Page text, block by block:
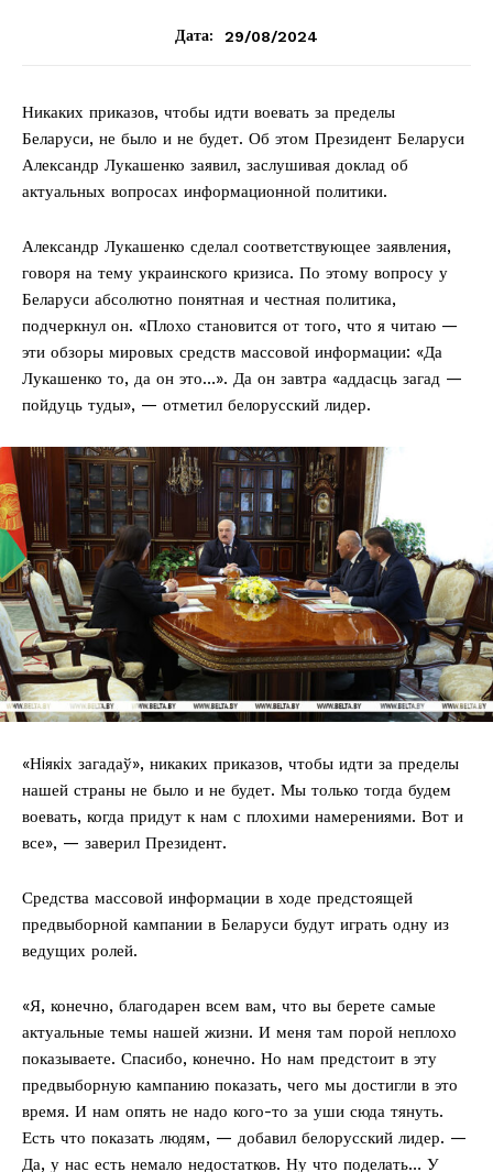
Дата: 29/08/2024
Никаких приказов, чтобы идти воевать за пределы
Беларуси, не было и не будет. Об этом Президент Беларуси
Александр Лукашенко заявил, заслушивая доклад об
актуальных вопросах информационной политики.
Александр Лукашенко сделал соответствующее заявления,
говоря на тему украинского кризиса. По этому вопросу у
Беларуси абсолютно понятная и честная политика,
подчеркнул он. «Плохо становится от того, что я читаю —
эти обзоры мировых средств массовой информации: «Да
Лукашенко то, да он это…». Да он завтра «аддасць загад —
пойдуць туды», — отметил белорусский лидер.
«Нiякiх загадаў», никаких приказов, чтобы идти за пределы
нашей страны не было и не будет. Мы только тогда будем
воевать, когда придут к нам с плохими намерениями. Вот и
все», — заверил Президент.
Средства массовой информации в ходе предстоящей
предвыборной кампании в Беларуси будут играть одну из
ведущих ролей.
«Я, конечно, благодарен всем вам, что вы берете самые
актуальные темы нашей жизни. И меня там порой неплохо
показываете. Спасибо, конечно. Но нам предстоит в эту
предвыборную кампанию показать, чего мы достигли в это
время. И нам опять не надо кого-то за уши сюда тянуть.
Есть что показать людям, — добавил белорусский лидер. —
Да, у нас есть немало недостатков. Ну что поделать… У